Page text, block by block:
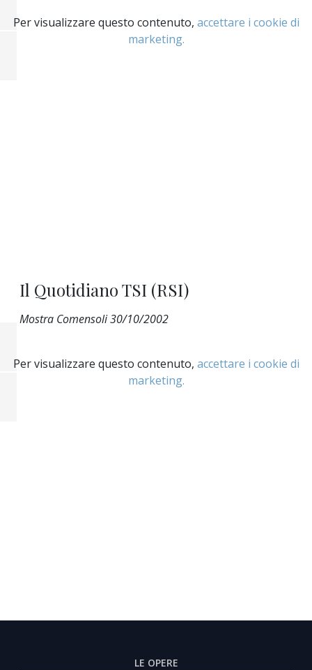
Per visualizzare questo contenuto, accettare i cookie di
marketing.
Il Quotidiano TSI (RSI)
Mostra Comensoli 30/10/2002
Per visualizzare questo contenuto, accettare i cookie di
marketing.
LE OPERE